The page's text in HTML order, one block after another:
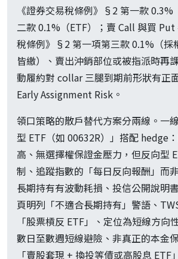
《證券交易稅條例》§2 第一款 0.3%
二款 0.1%（ETF）；賣 Call 與買
稅條例》§2 第一項第三款 0.1%（採
皆繳）、賣出沖銷部位或被指派時再
動履約對 collar 三腿到期前形狀有正
Early Assignment Risk。
領口策略的散戶替代方案分兩線。一
型 ETF（如 00632R）」搭配 hedge
高、無選擇權保證金壓力，但反向型
制、追蹤指數的「每日反向報酬」而
長期持有有波動耗損、投信公開說明
頁明列「不適合長期持有」警語、
「股票槓反 ETF」、定位為短線方向
數日至數週短線避險、非真正的本金
「賣股套現 + 換投等債或高股息 ETF